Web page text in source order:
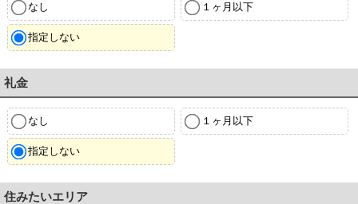
なし １ヶ月以下
指定しない
礼金
なし １ヶ月以下
指定しない
住みたいエリア